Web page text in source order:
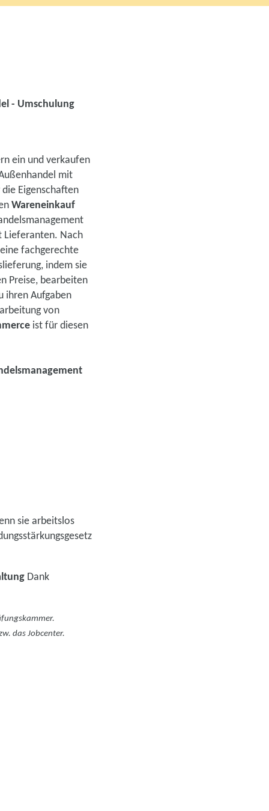
- Umschulung
ein und verkaufen
mit
Eigenschaften
Wareneinkauf
Lieferanten. Nach
fachgerechte
indem sie
Preise, bearbeiten
ihren Aufgaben
von
ist für diesen
sie arbeitslos
Dank
das Jobcenter.